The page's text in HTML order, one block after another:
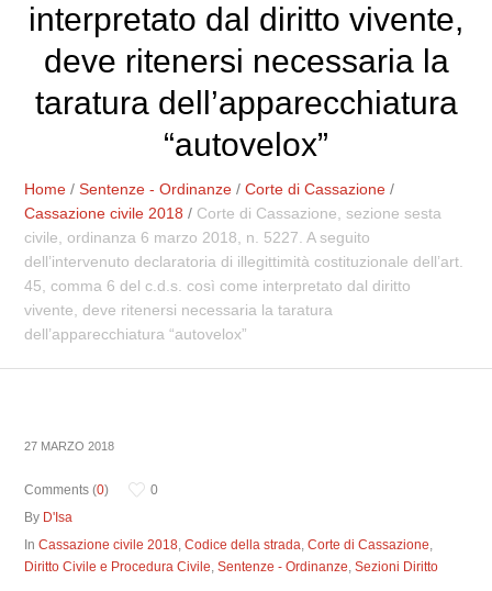
interpretato dal diritto vivente,
deve ritenersi necessaria la
taratura dell’apparecchiatura
“autovelox”
Home /Sentenze - Ordinanze /Corte di Cassazione /
Cassazione civile 2018 / Corte di Cassazione, sezione sesta
civile, ordinanza 6 marzo 2018, n. 5227. A seguito
dell’intervenuto declaratoria di illegittimità costituzionale dell’art.
45, comma 6 del c.d.s. così come interpretato dal diritto
vivente, deve ritenersi necessaria la taratura
dell’apparecchiatura “autovelox”
27 MARZO 2018
Comments (0)
0
By D'Isa
InCassazione civile 2018,Codice della strada,Corte di Cassazione,
Diritto Civile e Procedura Civile,Sentenze - Ordinanze,Sezioni Diritto